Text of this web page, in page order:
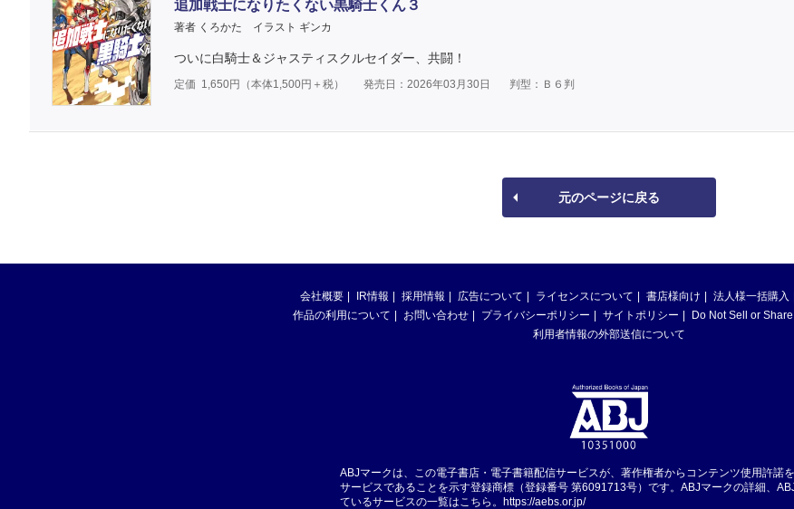
追加戦士になりたくない黒騎士くん３
著者 くろかた イラスト ギンカ
ついに白騎士＆ジャスティスクルセイダー、共闘！
定価 1,650円（本体1,500円＋税） 発売日：2026年03月30日 判型：Ｂ６判
元のページに戻る
会社概要 IR情報 採用情報 広告について ライセンスについて 書店様向け 法人様一括購入
作品の利用について
お問い合わせ プライバシーポリシー サイトポリシー
Do Not Sell or
利用者情報の外部送信について
ABJマークは、この電子書店・電子書籍配信サービスが、著作権者からコンテンツ使用許諾
サービスであることを示す登録商標（登録番号 第6091713号）です。ABJマークの詳細、
ているサービスの一覧はこちら。 https://aebs.or.jp/